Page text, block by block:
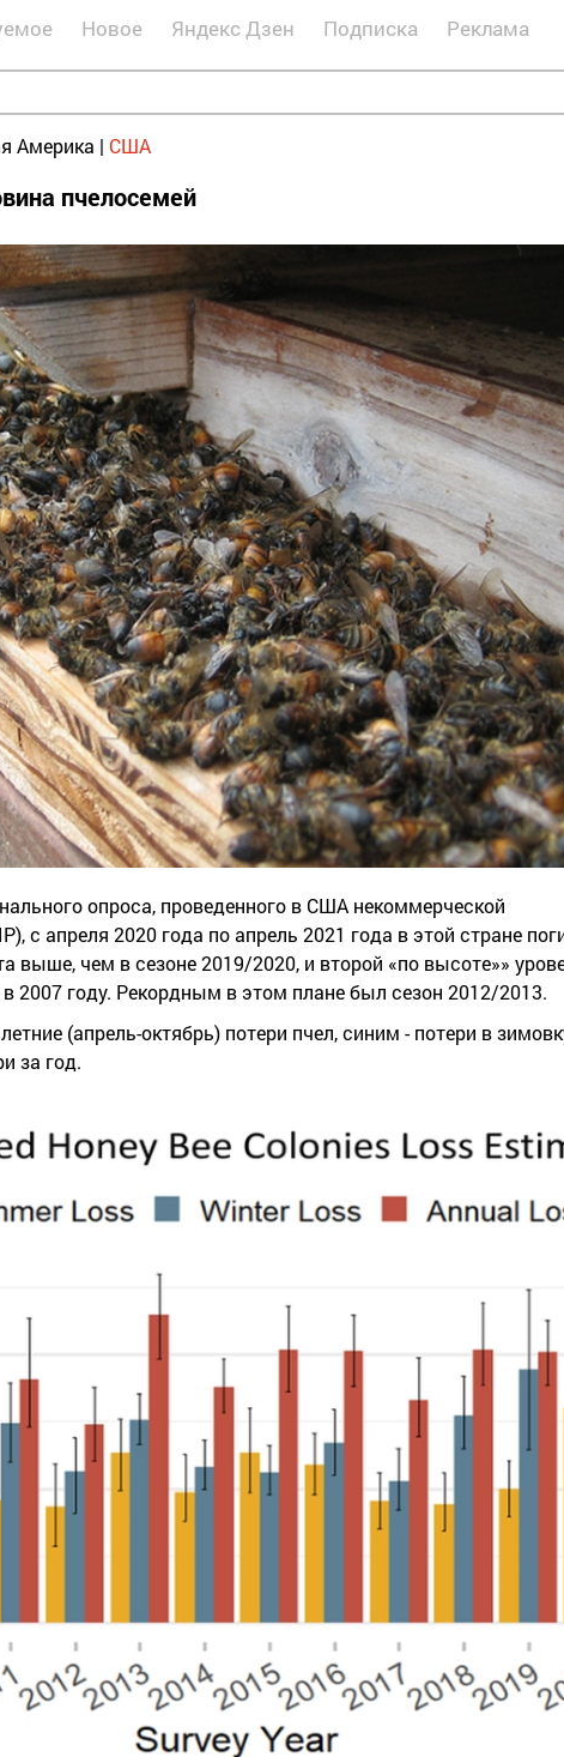
Новое Яндекс Дзен Подписка Реклама
Америка | США
пчелосемей
опроса, проведенного в США некоммерческой
с апреля 2020 года по апрель 2021 года в этой стране
выше, чем в сезоне 2019/2020, и второй «по высоте»»
2007 году. Рекордным в этом плане был сезон 2012/2013.
(апрель-октябрь) потери пчел, синим - потери в
за год.